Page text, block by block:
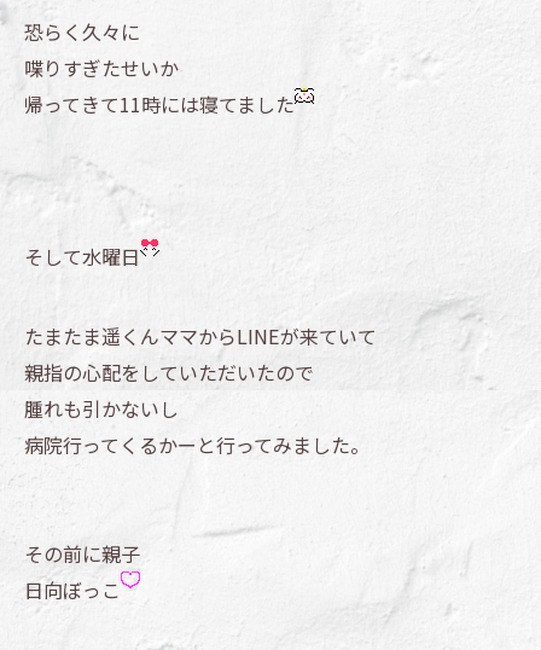
恐らく久々に
喋りすぎたせいか
帰ってきて11時には寝てました
そして水曜日
たまたま遥くんママからLINEが来ていて
親指の心配をしていただいたので
腫れも引かないし
病院行ってくるかーと行ってみました。
その前に親子
日向ぼっこ